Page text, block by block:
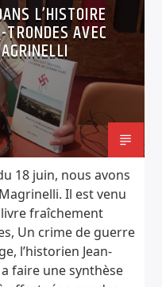
L’HISTOIRE
AVEC
18 juin, nous avons
Il est venu
fraîchement
Un crime de guerre
l’historien Jean-
faire une synthèse